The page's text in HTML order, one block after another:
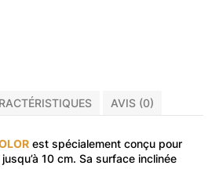
AVIS (0)
est spécialement conçu pour
10 cm. Sa surface inclinée